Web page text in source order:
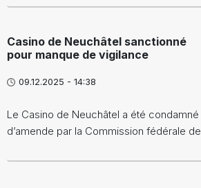
Casino de Neuchâtel sanctionné
pour manque de vigilance
09.12.2025 - 14:38
Le Casino de Neuchâtel a été condamné
d’amende par la Commission fédérale